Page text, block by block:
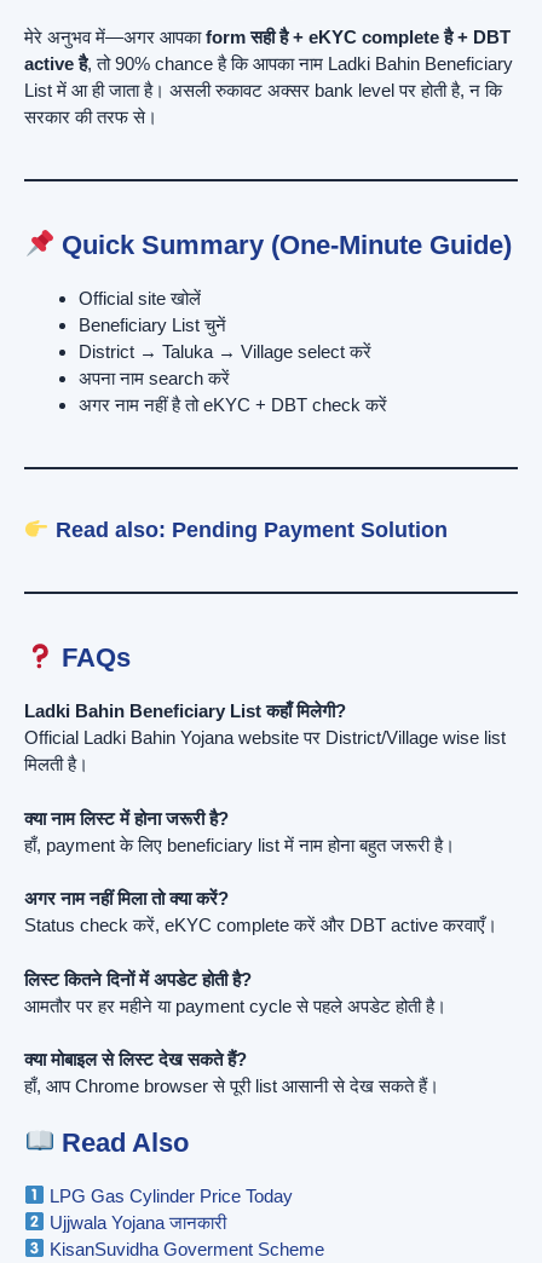
मेरे अनुभव में—अगर आपकाform सही है + eKYC complete है + DBT
active है, तो 90% chance है कि आपका नाम Ladki Bahin Beneficiary
List में आ ही जाता है। असली रुकावट अक्सर bank level पर होती है, न कि
सरकार की तरफ से।
Quick Summary (One-Minute Guide)
Official site खोलें
Beneficiary List चुनें
District → Taluka → Village select करें
अपना नाम search करें
अगर नाम नहीं है तो eKYC + DBT check करें
Read also: Pending Payment Solution
FAQs
Ladki Bahin Beneficiary List कहाँ मिलेगी?
Official Ladki Bahin Yojana website पर District/Village wise list
मिलती है।
क्या नाम लिस्ट में होना जरूरी है?
हाँ, payment के लिए beneficiary list में नाम होना बहुत जरूरी है।
अगर नाम नहीं मिला तो क्या करें?
Status check करें, eKYC complete करें और DBT active करवाएँ।
लिस्ट कितने दिनों में अपडेट होती है?
आमतौर पर हर महीने या payment cycle से पहले अपडेट होती है।
क्या मोबाइल से लिस्ट देख सकते हैं?
हाँ, आप Chrome browser से पूरी list आसानी से देख सकते हैं।
Read Also
LPG Gas Cylinder Price Today
Ujjwala Yojana जानकारी
KisanSuvidha Goverment Scheme